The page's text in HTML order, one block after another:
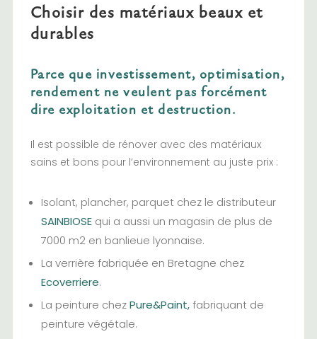
Choisir des matériaux beaux et
durables
Parce que investissement, optimisation,
rendement ne veulent pas forcément
dire exploitation et destruction.
Il est possible de rénover avec des matériaux
sains et bons pour l’environnement au juste prix :
Isolant, plancher, parquet chez le distributeur
SAINBIOSEqui a aussi un magasin de plus de
7000 m2 en banlieue lyonnaise.
La verrière fabriquée en Bretagne chez
Ecoverriere.
La peinture chezPure&Paint,fabriquant de
peinture végétale.